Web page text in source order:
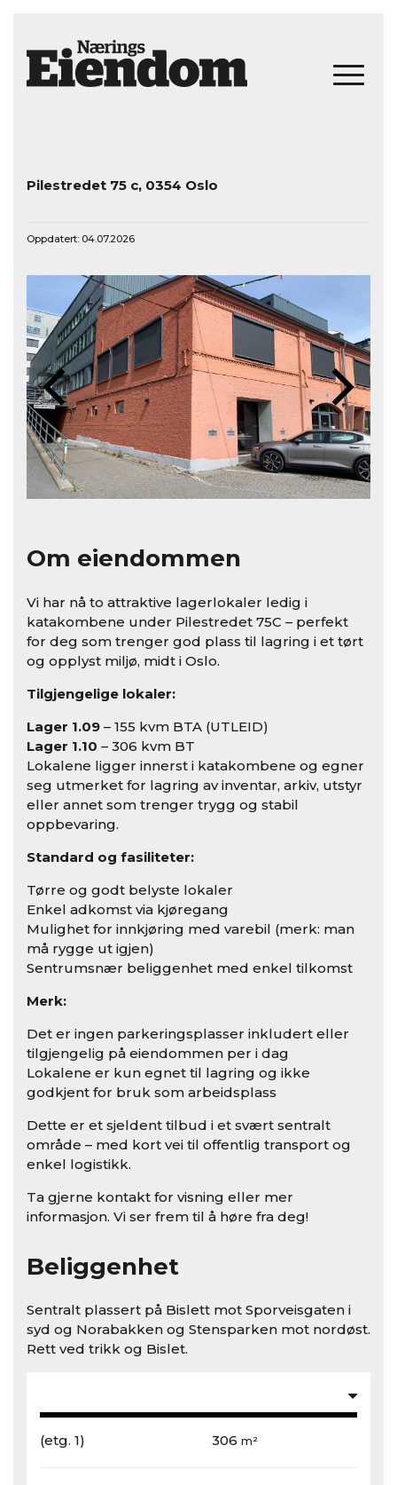
Pilestredet 75 c, 0354 Oslo
Oppdatert: 04.07.2026
Om eiendommen
Vi har nå to attraktive lagerlokaler ledig i
katakombene under Pilestredet 75C – perfekt
for deg som trenger god plass til lagring i et tørt
og opplyst miljø, midt i Oslo.
Tilgjengelige lokaler:
Lager 1.09 – 155 kvm BTA (UTLEID)
Lager 1.10 – 306 kvm BT
Lokalene ligger innerst i katakombene og egner
seg utmerket for lagring av inventar, arkiv, utstyr
eller annet som trenger trygg og stabil
oppbevaring.
Standard og fasiliteter:
Tørre og godt belyste lokaler
Enkel adkomst via kjøregang
Mulighet for innkjøring med varebil (merk: man
må rygge ut igjen)
Sentrumsnær beliggenhet med enkel tilkomst
Merk:
Det er ingen parkeringsplasser inkludert eller
tilgjengelig på eiendommen per i dag
Lokalene er kun egnet til lagring og ikke
godkjent for bruk som arbeidsplass
Dette er et sjeldent tilbud i et svært sentralt
område – med kort vei til offentlig transport og
enkel logistikk.
Ta gjerne kontakt for visning eller mer
informasjon. Vi ser frem til å høre fra deg!
Beliggenhet
Sentralt plassert på Bislett mot Sporveisgaten i
syd og Norabakken og Stensparken mot nordøst.
Rett ved trikk og Bislet.
(etg. 1) 306 m²